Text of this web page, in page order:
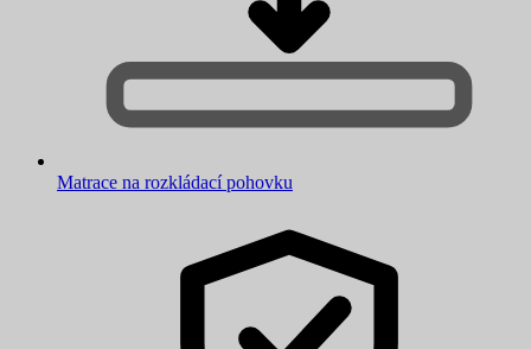
Matrace na rozkládací pohovku